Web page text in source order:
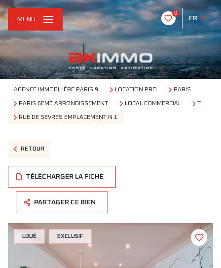
0
FR
MENU
AGENCE IMMOBILIÈRE PARIS 9 LOCATION PRO PARIS
PARIS 6EME ARRONDISSEMENT LOCAL COMMERCIAL T
RUE DE SEVRES EMPLACEMENT N 1
RETOUR
TÉLÉCHARGER LA FICHE
PARTAGER CE BIEN
LOUÉ EXCLUSIF